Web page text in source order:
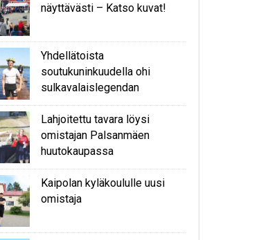
näyttävästi – Katso kuvat!
Yhdellätoista
soutukuninkuudella ohi
sulkavalaislegendan
Lahjoitettu tavara löysi
omistajan Palsanmäen
huutokaupassa
Kaipolan kyläkoululle uusi
omistaja